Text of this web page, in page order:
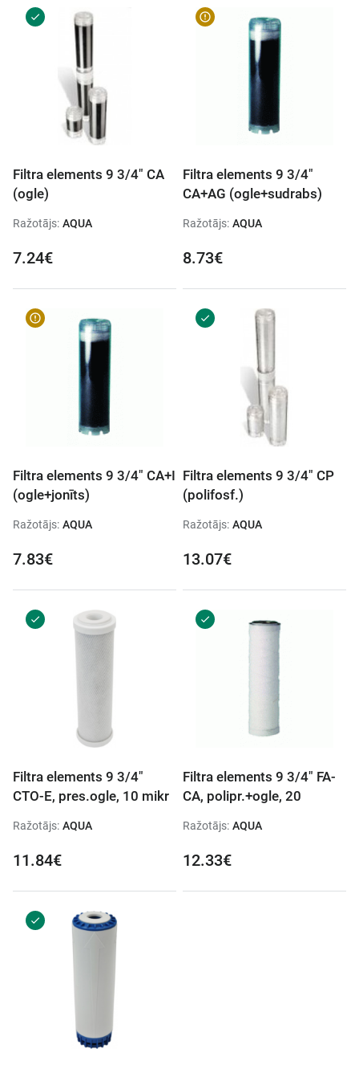
Filtra elements 9 3/4" CA
(ogle)
Ražotājs: AQUA
7.24€
Filtra elements 9 3/4"
CA+AG (ogle+sudrabs)
Ražotājs: AQUA
8.73€
Filtra elements 9 3/4" CA+I
(ogle+jonīts)
Ražotājs: AQUA
7.83€
Filtra elements 9 3/4" CP
(polifosf.)
Ražotājs: AQUA
13.07€
Filtra elements 9 3/4"
CTO-E, pres.ogle, 10 mikr
Ražotājs: AQUA
11.84€
Filtra elements 9 3/4" FA-
CA, polipr.+ogle, 20
Ražotājs: AQUA
12.33€